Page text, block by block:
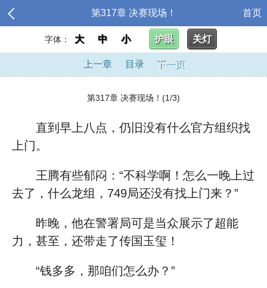
第317章 决赛现场！ 首页
字体： 大 中 小 护眼 关灯
上一章 目录 下一页
第317章 决赛现场！(1/3)
直到早上八点，仍旧没有什么官方组织找
上门。
王腾有些郁闷：“不科学啊！怎么一晚上过
去了，什么龙组，749局还没有找上门来？”
昨晚，他在警署局可是当众展示了超能
力，甚至，还带走了传国玉玺！
“钱多多，那咱们怎么办？”